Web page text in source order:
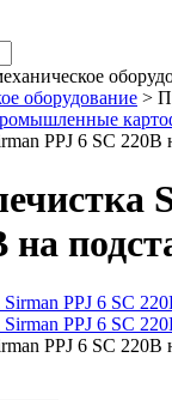
оборудование >
PPJ 6 SC 220В
на
PPJ 6 SC 220В